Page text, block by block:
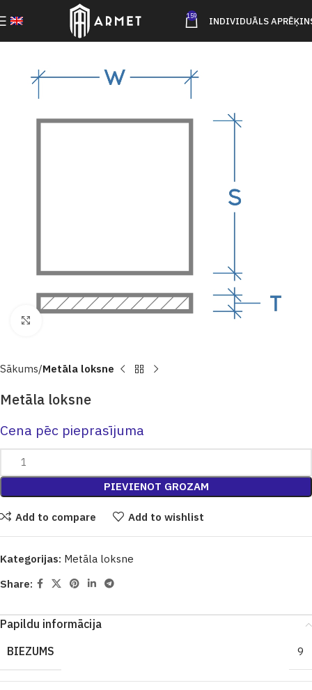
159 INDIVIDUĀLS
Sākums Metāla loksne
Metāla loksne
Cena pēc pieprasījuma
PIEVIENOT GROZAM
Add to compare Add to wishlist
Kategorijas: Metāla loksne
Share:
Papildu informācija
BIEZUMS
9